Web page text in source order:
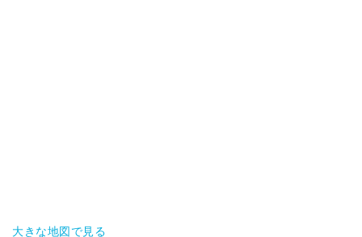
大きな地図で見る